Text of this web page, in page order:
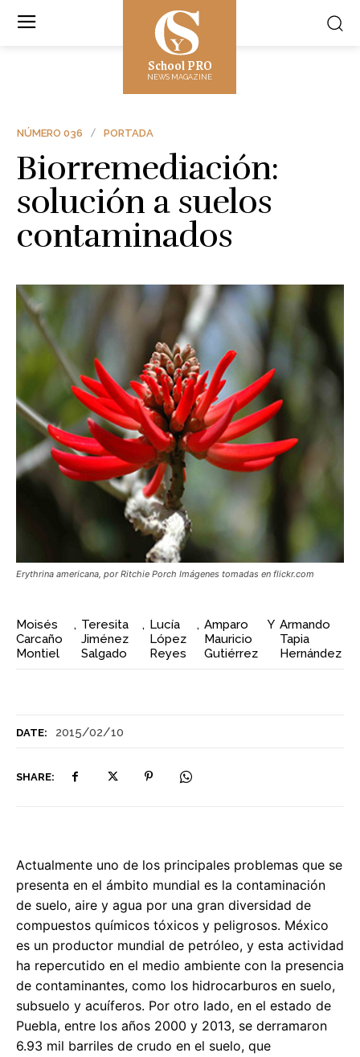
School PRO
NEWS MAGAZINE
DATE: 2015/02/10
SHARE:
NÚMERO 036 PORTADA
Biorremediación:
solución a suelos
contaminados
Erythrina americana, por Ritchie Porch Imágenes tomadas en flickr.com
Moisés
Carcaño
Montiel
, Teresita
Jiménez
Salgado
, Lucía
López
Reyes
, Amparo
Mauricio
Gutiérrez
Y Armando
Tapia
Hernández
Actualmente uno de los principales problemas que se
presenta en el ámbito mundial es la contaminación
de suelo, aire y agua por una gran diversidad de
compuestos químicos tóxicos y peligrosos. México
es un productor mundial de petróleo, y esta actividad
ha repercutido en el medio ambiente con la presencia
de contaminantes, como los hidrocarburos en suelo,
subsuelo y acuíferos. Por otro lado, en el estado de
Puebla, entre los años 2000 y 2013, se derramaron
6.93 mil barriles de crudo en el suelo, que